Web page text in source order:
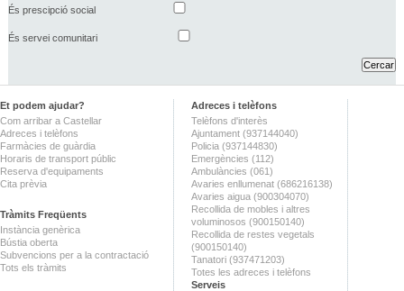
És prescipció social
És servei comunitari
Et podem ajudar?
Com arribar a Castellar
Adreces i telèfons
Farmàcies de guàrdia
Horaris de transport públic
Reserva d'equipaments
Cita prèvia
Tràmits Freqüents
Instància genèrica
Bústia oberta
Subvencions per a la contractació
Tots els tràmits
Adreces i telèfons
Telèfons d'interès
Ajuntament (937144040)
Policia (937144830)
Emergències (112)
Ambulàncies (061)
Avaries enllumenat (686216138)
Avaries aigua (900304070)
Recollida de mobles i altres
voluminosos (900150140)
Recollida de restes vegetals
(900150140)
Tanatori (937471203)
Totes les adreces i telèfons
Serveis